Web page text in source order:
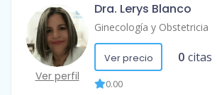
Ver perfil
Dra. Lerys Blanco
Ginecología y Obstetricia
Ver precio 0 citas
0.00